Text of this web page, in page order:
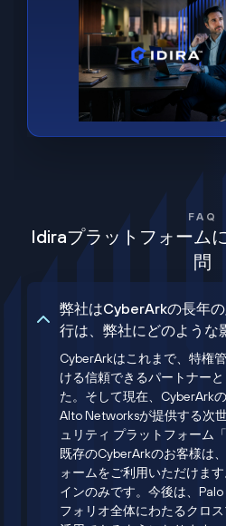
FAQ
Idiraプラットフォーム
問
弊社はCyberArkの長年
行は、弊社にどのような
CyberArkはこれまで、特権
ける信頼できるパートナー
た。そして現在、CyberArk
Alto Networksが提供する次
ュリティ プラットフォーム
既存のCyberArkのお客様は
ォームをご利用いただけま
インのみです。今後は、
フォリオ全体にわたるクロ